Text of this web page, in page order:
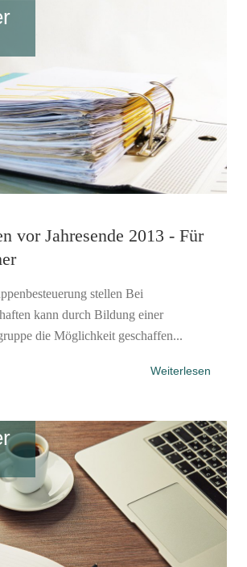
vor Jahresende 2013 - Für
stellen Bei
kann durch Bildung einer
die Möglichkeit geschaffen...
Weiterlesen